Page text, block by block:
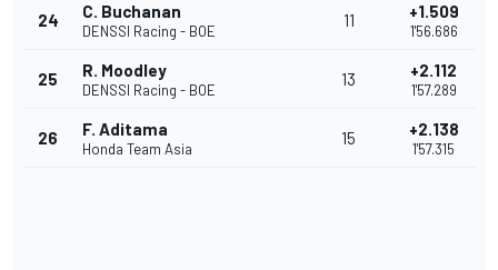
24 C. Buchanan
DENSSI Racing - BOE
11 +1.509
1'56.686
25 R. Moodley
DENSSI Racing - BOE
13 +2.112
1'57.289
26 F. Aditama
Honda Team Asia
15 +2.138
1'57.315